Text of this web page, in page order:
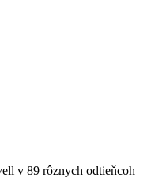
v 89 rôznych odtieňcoh